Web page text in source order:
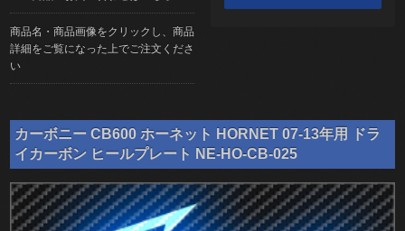
商品名・商品画像をクリックし、商品
詳細をご覧になった上でご注文くださ
い
カーボニー CB600 ホーネット HORNET 07-13年用 ドラ
イカーボン ヒールプレート NE-HO-CB-025